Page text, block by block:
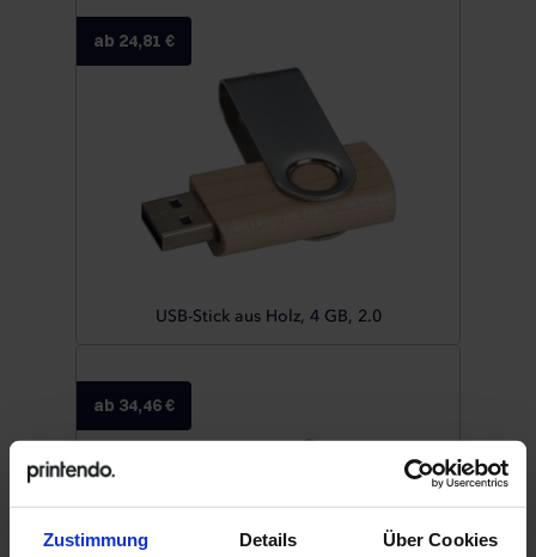
Zustimmung Details Über Cookies
ab 24,81 €
USB-Stick aus Holz, 4 GB, 2.0
ab 34,46 €